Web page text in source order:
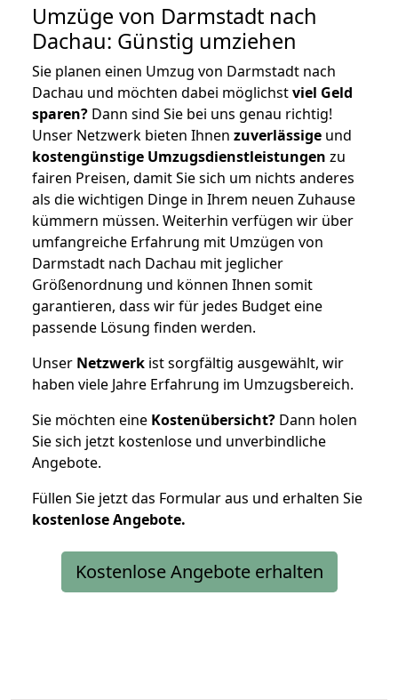
Umzüge von Darmstadt nach
Dachau: Günstig umziehen
Sie planen einen Umzug von Darmstadt nach
Dachau und möchten dabei möglichstviel Geld
sparen? Dann sind Sie bei uns genau richtig!
Unser Netzwerk bieten Ihnen zuverlässige und
kostengünstige Umzugsdienstleistungen zu
fairen Preisen, damit Sie sich um nichts anderes
als die wichtigen Dinge in Ihrem neuen Zuhause
kümmern müssen. Weiterhin verfügen wir über
umfangreiche Erfahrung mit Umzügen von
Darmstadt nach Dachau mit jeglicher
Größenordnung und können Ihnen somit
garantieren, dass wir für jedes Budget eine
passende Lösung finden werden.
Unser Netzwerk ist sorgfältig ausgewählt, wir
haben viele Jahre Erfahrung im Umzugsbereich.
Sie möchten eine Kostenübersicht? Dann holen
Sie sich jetzt kostenlose und unverbindliche
Angebote.
Füllen Sie jetzt das Formular aus und erhalten Sie
kostenloseAngebote.
Kostenlose Angebote erhalten